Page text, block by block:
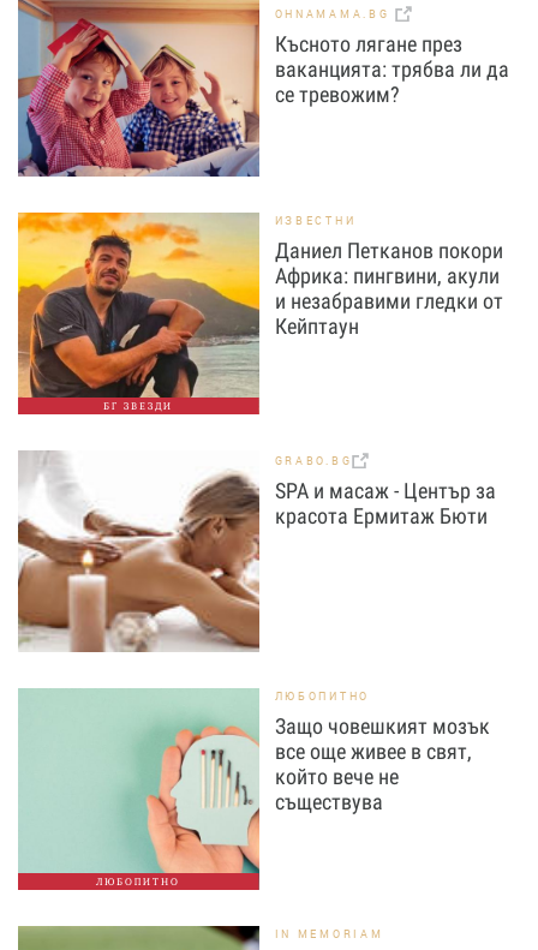
OHNAMAMA.BG
Късното лягане през
ваканцията: трябва ли да
се тревожим?
БГ ЗВЕЗДИ
ИЗВЕСТНИ
Даниел Петканов покори
Африка: пингвини, акули
и незабравими гледки от
Кейптаун
GRABO.BG
SPA и масаж - Център за
красота Ермитаж Бюти
ЛЮБОПИТНО
ЛЮБОПИТНО
Защо човешкият мозък
все още живее в свят,
който вече не
съществува
IN MEMORIAM